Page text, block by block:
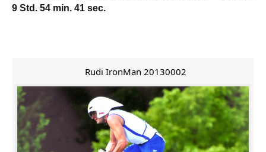
9 Std. 54 min. 41 sec.
Rudi IronMan 20130002